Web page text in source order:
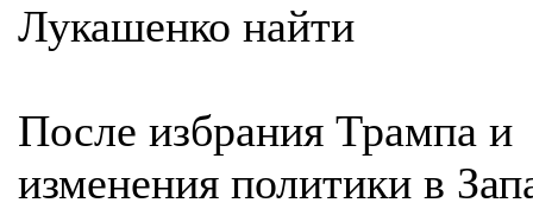
Лукашенко найти
После избрания Трампа и
изменения политики в